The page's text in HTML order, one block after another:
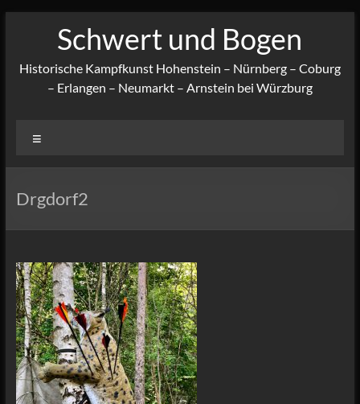
Schwert und Bogen
Historische Kampfkunst Hohenstein – Nürnberg – Coburg
– Erlangen – Neumarkt – Arnstein bei Würzburg
Drgdorf2